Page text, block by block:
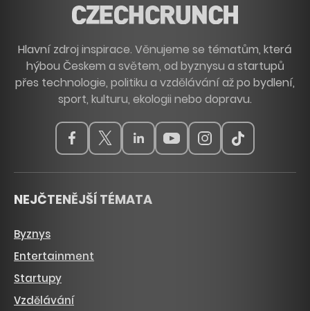
Hlavní zdroj inspirace. Věnujeme se tématům, která
hýbou Českem a světem, od byznysu a startupů
přes technologie, politiku a vzdělávání až po bydlení,
sport, kulturu, ekologii nebo dopravu.
NEJČTENĚJŠÍ TÉMATA
Byznys
Entertainment
Startupy
Vzdělávání